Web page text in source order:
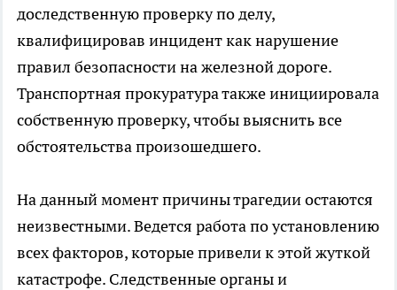
доследственную проверку по делу,
квалифицировав инцидент как нарушение
правил безопасности на железной дороге.
Транспортная прокуратура также инициировала
собственную проверку, чтобы выяснить все
обстоятельства произошедшего.
На данный момент причины трагедии остаются
неизвестными. Ведется работа по установлению
всех факторов, которые привели к этой жуткой
катастрофе. Следственные органы и